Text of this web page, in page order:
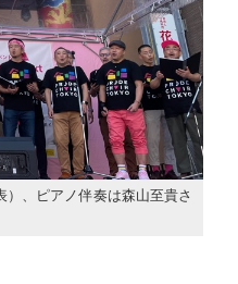
）、ピアノ伴奏は森山至貴さ